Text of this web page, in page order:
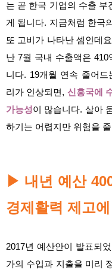
는 곧 한국 기업의 수출
게 됩니다. 지금처럼 한국
또 고비가 나타난 셈인데
난 7월 국내 수출액은
니다. 19개월 연속 줄어
리가 인상되면, 신흥국에
가능성이 많습니다. 살아
하기는 어렵지만 위험을
▶ 내년 예산
경제활력 제고에
2017년 예산안이 발표되
가의 수입과 지출을 미리